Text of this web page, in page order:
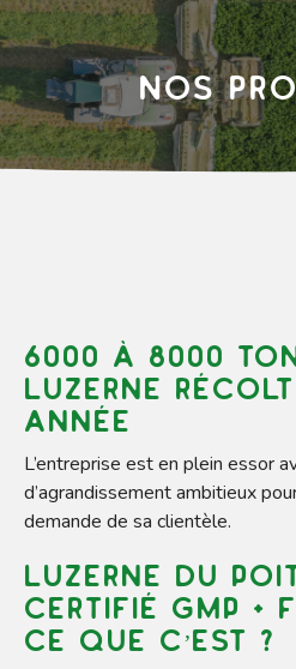
Nos
6000 à 8000
luzerne
année
L’entreprise est en plein essor
d’agrandissement ambitieux
demande de sa clientèle.
Luzerne du
certifié GMP +
ce que c’est ?